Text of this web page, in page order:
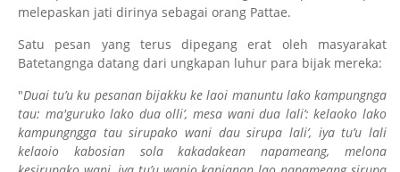
melepaskan jati dirinya sebagai orang Pattae.
Satu pesan yang terus dipegang erat oleh masyarakat
Batetangnga datang dari ungkapan luhur para bijak mereka:
"Duai tu’u ku pesanan bijakku ke laoi manuntu lako kampungnga
tau: ma'guruko lako dua olli’, mesa wani dua lali’: kelaoko lako
kampungngga tau sirupako wani dau sirupa lali’, iya tu’u lali
kelaoio kabosian sola kakadakean napameang, melona